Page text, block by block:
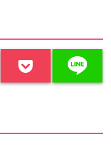
line